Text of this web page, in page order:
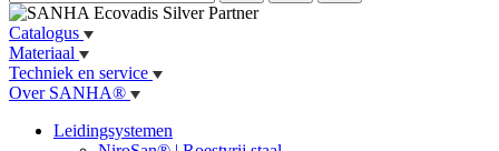
Catalogus
Materiaal
Techniek en service
Over SANHA®
Leidingsystemen